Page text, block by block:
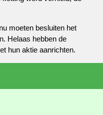
moeten besluiten het
Helaas hebben de
hun aktie aanrichten.